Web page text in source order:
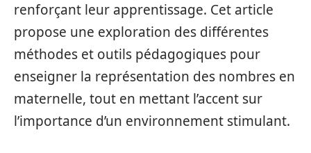
renforçant leur apprentissage. Cet article
propose une exploration des différentes
méthodes et outils pédagogiques pour
enseigner la représentation des nombres en
maternelle, tout en mettant l’accent sur
l’importance d’un environnement stimulant.